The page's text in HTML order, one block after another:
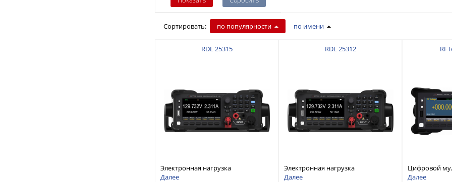
Сортировать: по популярности по имени
RDL 25315
Электронная нагрузка
постоянного тока, одноканальная,
Далее
RDL 25312
Электронная нагрузка
постоянного тока, одноканальная,
Далее
Цифровой
разрядностью
Далее